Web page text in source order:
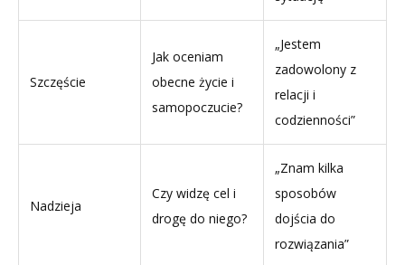
Szczęście
Jak oceniam
obecne życie i
samopoczucie?
„Jestem
zadowolony z
relacji i
codzienności”
Nadzieja
Czy widzę cel i
drogę do niego?
„Znam kilka
sposobów
dojścia do
rozwiązania”